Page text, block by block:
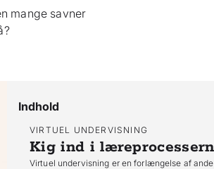
mange savner
Indhold
VIRTUEL UNDERVISNING
Kig ind i
Virtuel undervisning er en forlængelse af